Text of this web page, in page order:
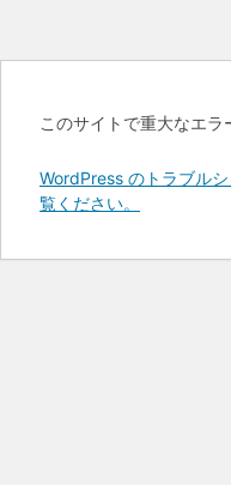
このサイトで重大なエラ
WordPress のトラブル
覧ください。